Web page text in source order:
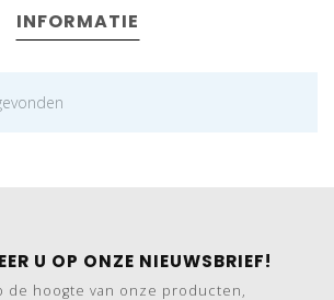
INFORMATIE
U OP ONZE NIEUWSBRIEF!
de hoogte van onze producten,